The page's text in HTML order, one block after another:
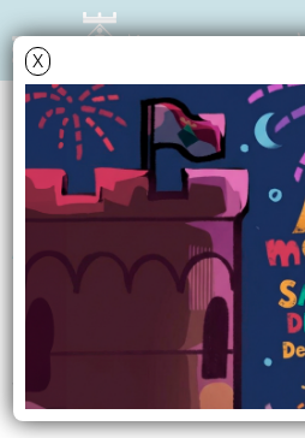
X
MARCS
A Pedals i
Informació relativa
competicions,
trials, etc., de